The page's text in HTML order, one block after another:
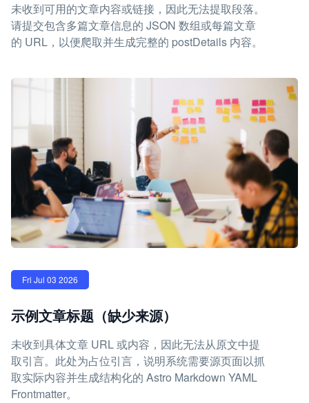
未收到可用的文章内容或链接，因此无法提取段落。
请提交包含多篇文章信息的 JSON 数组或每篇文章
的 URL，以便爬取并生成完整的 postDetails 内容。
Fri Jul 03 2026
示例文章标题（缺少来源）
未收到具体文章 URL 或内容，因此无法从原文中提
取引言。此处为占位引言，说明系统需要源页面以抓
取实际内容并生成结构化的 Astro Markdown YAML
Frontmatter。